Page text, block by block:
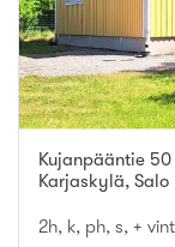
Kujanpääntie 50
Karjaskylä, Salo
2h, k, ph, s, +